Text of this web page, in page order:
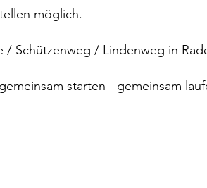
möglich.
/ Schützenweg / Lindenweg in
starten - gemeinsam